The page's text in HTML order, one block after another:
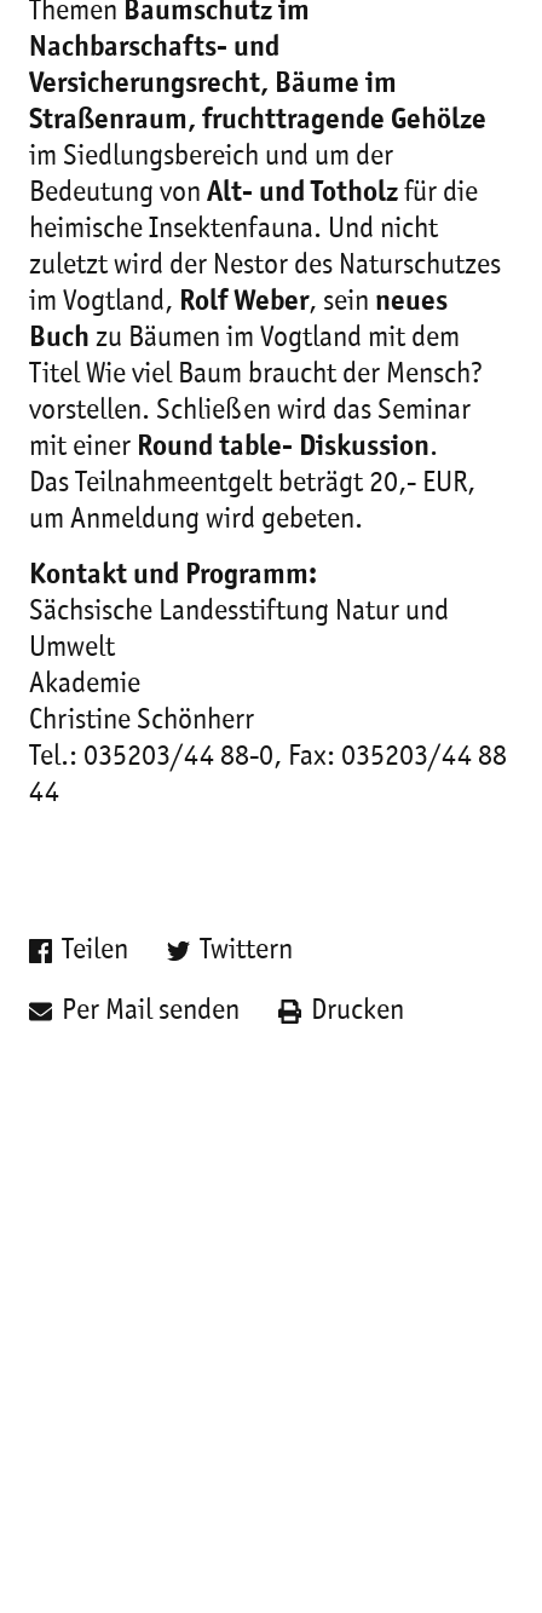
Themen Baumschutz im
Nachbarschafts- und
Versicherungsrecht, Bäume im
Straßenraum, fruchttragende Gehölze
im Siedlungsbereich und um der
Bedeutung von Alt- und Totholz für die
heimische Insektenfauna. Und nicht
zuletzt wird der Nestor des Naturschutzes
im Vogtland, Rolf Weber, sein neues
Buch zu Bäumen im Vogtland mit dem
Titel Wie viel Baum braucht der Mensch?
vorstellen. Schließen wird das Seminar
mit einer Round table- Diskussion.
Das Teilnahmeentgelt beträgt 20,- EUR,
um Anmeldung wird gebeten.
Kontakt und Programm:
Sächsische Landesstiftung Natur und
Umwelt
Akademie
Christine Schönherr
Tel.: 035203/44 88-0, Fax: 035203/44 88
44
Teilen Twittern
Per Mail senden Drucken